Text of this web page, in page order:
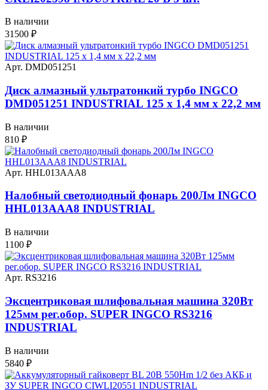
В наличии
31500 ₽
Арт. DMD051251
Диск алмазный ультратонкий турбо INGCO
DMD051251 INDUSTRIAL 125 х 1,4 мм x 22,2 мм
В наличии
810 ₽
Арт. HHL013AAA8
Налобный светодиодный фонарь 200Лм INGCO
HHL013AAA8 INDUSTRIAL
В наличии
1100 ₽
Арт. RS3216
Эксцентриковая шлифовальная машина 320Вт
125мм рег.обор. SUPER INGCO RS3216
INDUSTRIAL
В наличии
5840 ₽